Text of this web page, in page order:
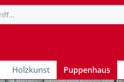
Holzkunst Puppenhaus